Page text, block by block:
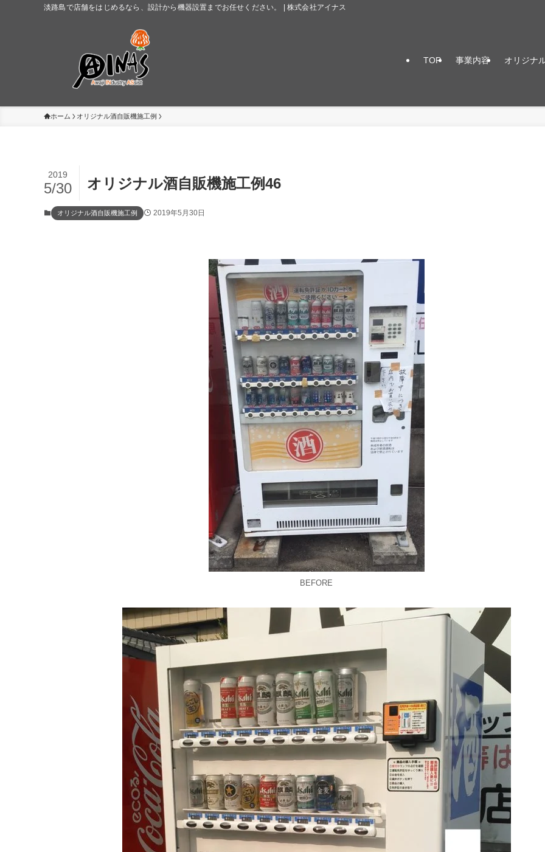
淡路島で店舗をはじめるなら、設計から機器設置までお任せください。 | 株式会社アイナス
TOP 事業内容 オリジナ
ホーム オリジナル酒自販機施工例
オリジナル酒自販機施工例46
2019
5/30
オリジナル酒自販機施工例 2019年5月30日
BEFORE